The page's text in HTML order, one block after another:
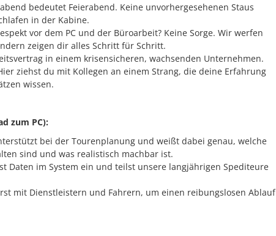
bedeutet Feierabend. Keine unvorhergesehenen Staus
in der Kabine.
vor dem PC und der Büroarbeit? Keine Sorge. Wir werfen
zeigen dir alles Schritt für Schritt.
in einem krisensicheren, wachsenden Unternehmen.
ziehst du mit Kollegen an einem Strang, die deine Erfahrung
wissen.
zum PC):
bei der Tourenplanung und weißt dabei genau, welche
sind und was realistisch machbar ist.
Daten im System ein und teilst unsere langjährigen Spediteure
mit Dienstleistern und Fahrern, um einen reibungslosen Ablauf